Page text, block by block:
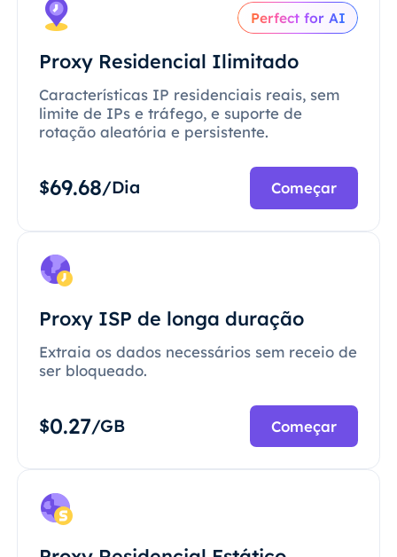
Perfect for AI
Proxy Residencial Ilimitado
Características IP residenciais reais, sem
limite de IPs e tráfego, e suporte de
rotação aleatória e persistente.
$69.68/Dia Começar
Proxy ISP de longa duração
Extraia os dados necessários sem receio de
ser bloqueado.
$0.27/GB Começar